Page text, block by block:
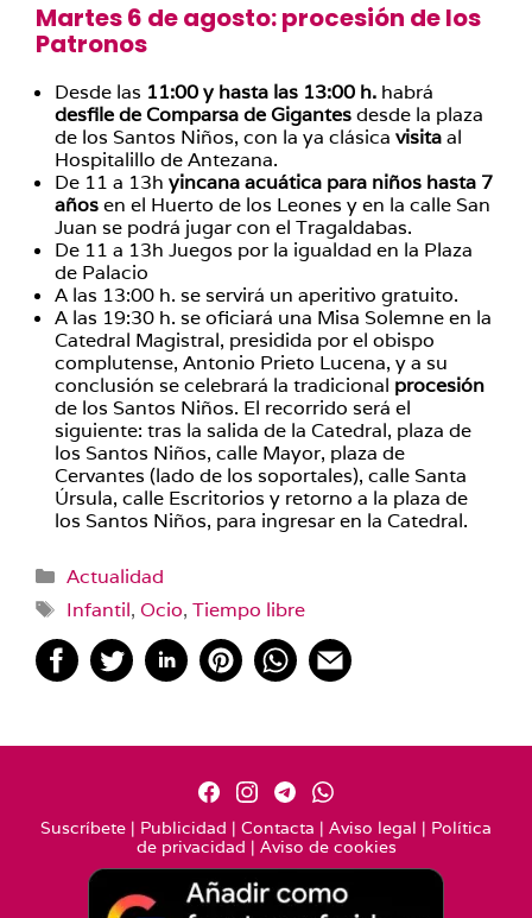
Martes 6 de agosto: procesión de los
Patronos
Desde las 11:00 y hasta las 13:00 h. habrá
desfile de Comparsa de Gigantesdesde la plaza
de los Santos Niños, con la ya clásica visitaal
Hospitalillo de Antezana.
De 11 a 13h yincana acuática para niños hasta 7
añosen el Huerto de los Leones y en la calle San
Juan se podrá jugar con el Tragaldabas.
De 11 a 13h Juegos por la igualdad en la Plaza
de Palacio
A las 13:00 h. se servirá un aperitivo gratuito.
A las 19:30 h. se oficiará una Misa Solemne en la
Catedral Magistral, presidida por el obispo
complutense, Antonio Prieto Lucena, y a su
conclusión se celebrará la tradicional procesión
de los Santos Niños. El recorrido será el
siguiente: tras la salida de la Catedral, plaza de
los Santos Niños, calle Mayor, plaza de
Cervantes (lado de los soportales), calle Santa
Úrsula, calle Escritorios y retorno a la plaza de
los Santos Niños, para ingresar en la Catedral.
Categorías
Actualidad
Etiquetas
Infantil, Ocio, Tiempo libre
Suscríbete | Publicidad | Contacta | Aviso legal | Política
de privacidad | Aviso de cookies